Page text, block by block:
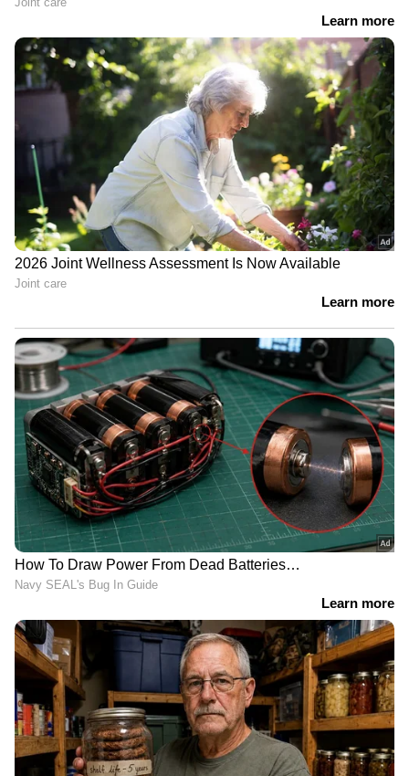
ജിന്റോയും അഭിഷേകും ഋഷിയും എന്തായാലും
ഫൈനല്‍ ടോപ് ത്രീയിലുണ്ടാകുമെന്ന്
പ്രതീക്ഷിക്കുന്നു.
ഋഷിയും ഞാനും രണ്ട് പേജുകള്‍
അപ്രതീക്ഷിതമായിരുന്നു ഞങ്ങള്‍ തമ്മിലുള്ള
ബോണ്ടിംഗ്. ഞങ്ങളുടെ സ്വഭാവം
വ്യത്യാസമായിരുന്നു. ഞാൻ ഫാമിലി
ഓറിയന്റഡായിരുന്നു. അവനും കുടുംബത്തിനു
വേണ്ടി ജീവിക്കുന്നയാളാണ്. അതാ ഞങ്ങള്‍
തമ്മിലുള്ള സാമ്യം. എന്നാല്‍ വ്യത്യാസം
ഒരുപാടുണ്ട്. അവൻ ഒരുപാട് സംസാരിക്കുന്ന
ആളാണ്. ഞാൻ കുറച്ച് സയലന്റാണ്. അവൻ
ഒരുപാട് ഇംഗ്ലീഷ് പാട്ടുകള്‍ കേള്‍ക്കും. ഞാൻ
മലയാളത്തെ സ്‍നേഹിക്കുന്ന ആളാണ്. ഞാൻ
വായിക്കുന്ന ആളാണ്. സിനിമകള്‍ കണ്ട്
അതിനെ വ്യഖ്യാനിക്കാൻ ഇഷ്‍ടപ്പെടുന്നയാളാണ്ണ്.
ഞാൻ പ്രാദേശിക ഭാഷയിലെ അടക്കം
സിനിമകള്‍ കാണാൻ ഇഷ്‍ടപ്പെടുന്നു. എന്നാല്‍
അവന് ഇഷ്‍ടം ഇംഗ്ലീഷ് സിനിമകള്‍